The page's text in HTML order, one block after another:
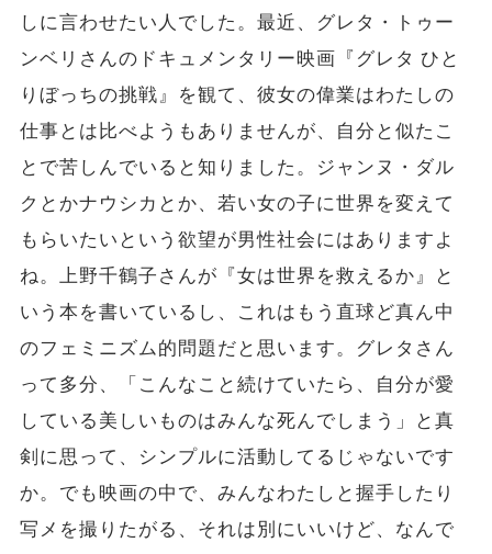
しに言わせたい人でした。最近、グレタ・トゥー
ンベリさんのドキュメンタリー映画『グレタ ひと
りぼっちの挑戦』を観て、彼女の偉業はわたしの
仕事とは比べようもありませんが、自分と似たこ
とで苦しんでいると知りました。ジャンヌ・ダル
クとかナウシカとか、若い女の子に世界を変えて
もらいたいという欲望が男性社会にはありますよ
ね。上野千鶴子さんが『女は世界を救えるか』と
いう本を書いているし、これはもう直球ど真ん中
のフェミニズム的問題だと思います。グレタさん
って多分、「こんなこと続けていたら、自分が愛
している美しいものはみんな死んでしまう」と真
剣に思って、シンプルに活動してるじゃないです
か。でも映画の中で、みんなわたしと握手したり
写メを撮りたがる、それは別にいいけど、なんで